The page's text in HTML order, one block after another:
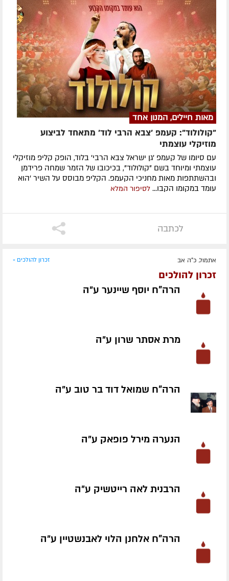
מאות חיילים, המנון אחד
"קולולוד": קעמפ 'צבא הרבי לוד' מתאחד לביצוע
מוזיקלי עוצמתי
עם סיומו של קעמפ 'גן ישראל צבא הרבי' בלוד, הופק קליפ מוזיקלי
עוצמתי ומיוחד בשם "קולולוד", בכיכובו של הזמר שמחה פרידמן
ובהשתתפות מאות מחניכי הקעמפ. הקליפ מבוסס על השיר 'הוא
עומד במקומו הקבו... לסיפור המלא
לכתבה
אתמול, כ"ה אב זכרון להולכים »
זכרון להולכים
הרה"ח יוסף שיינער ע״ה
מרת אסתר שרון ע״ה
הרה"ח שמואל דוד בר טוב ע״ה
הנערה מירל פופאק ע״ה
הרבנית לאה רייטשיק ע״ה
הרה"ח אלחנן הלוי לאבנשטיין ע״ה